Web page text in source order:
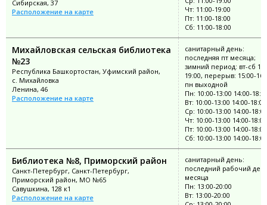
Сибирская, 37
Расположение на карте
Чт: 11:00-19:00
Пт: 11:00-18:00
Сб: 11:00-18:00
Михайловская сельская библиотека
№23
Республика Башкортостан, Уфимский район,
с. Михайловка
Ленина, 46
Расположение на карте
санитарный день:
последняя пт месяца;
зимний период: вт-сб
19:00, перерыв: 15:00-
пн выходной
Пн: 10:00-13:00 14:00-
Вт: 10:00-13:00 14:00-18:00
Ср: 10:00-13:00 14:00-18:00
Чт: 10:00-13:00 14:00-18:00
Пт: 10:00-13:00 14:00-18:00
Сб: 10:00-13:00 14:00-18:00
Библиотека №8, Приморский район
Санкт-Петербург, Санкт-Петербург,
Приморский район, МО №65
Савушкина, 128 к1
Расположение на карте
санитарный день:
последний рабочий
месяца
Пн: 13:00-20:00
Вт: 13:00-20:00